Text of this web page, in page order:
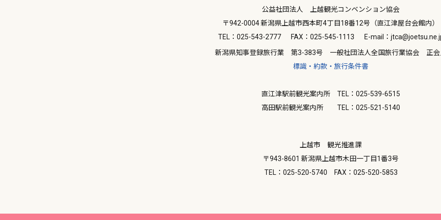
公益社団法人 上越観光コンベンション協会
〒942-0004 新潟県上越市西本町4丁目18番12号（直江津屋台会館内）
TEL：025-543-2777
FAX：025-545-1113
E-mail：
新潟県知事登録旅行業 第3-383号 一般社団法人全国旅行業協会 正会
標識・約款・旅行条件書
直江津駅前観光案内所 TEL：025-539-6515
高田駅前観光案内所 TEL：025-521-5140
上越市 観光推進課
〒943-8601 新潟県上越市木田一丁目1番3号
TEL：025-520-5740
FAX：025-520-5853